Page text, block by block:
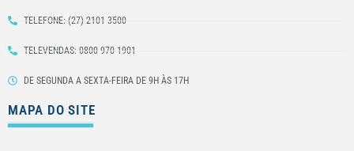
TELEFONE: (27) 2101-3500
TELEVENDAS: 0800 970 1901
DE SEGUNDA A SEXTA-FEIRA DE 9H ÀS 17H
MAPA DO SITE